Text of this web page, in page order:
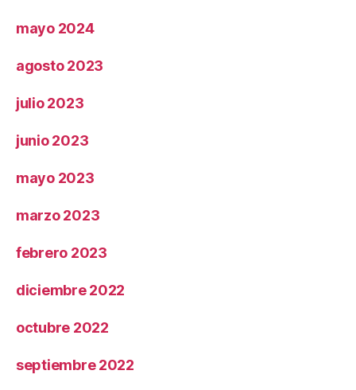
mayo 2024
agosto 2023
julio 2023
junio 2023
mayo 2023
marzo 2023
febrero 2023
diciembre 2022
octubre 2022
septiembre 2022